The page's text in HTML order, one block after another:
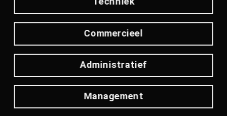
Commercieel
Administratief
Management